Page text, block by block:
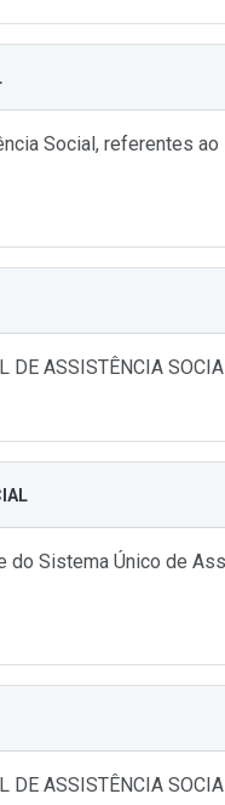
Social, referentes
DE ASSISTÊNCIA
Sistema Único de
DE ASSISTÊNCIA